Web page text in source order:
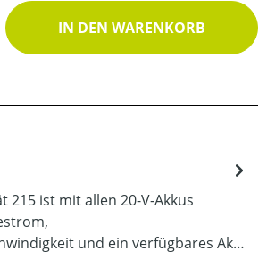
Gib den gewünschten
IN DEN WARENKORB
215 ist mit allen 20-V-Akkus
und ein verfügbares Ak…